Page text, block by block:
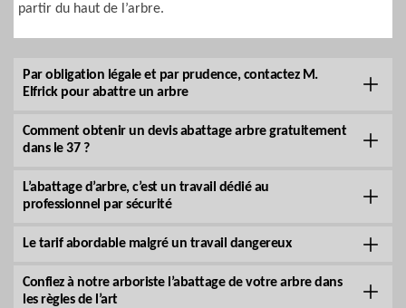
partir du haut de l’arbre.
Par obligation légale et par prudence, contactez M.
Elfrick pour abattre un arbre
Comment obtenir un devis abattage arbre gratuitement
dans le 37 ?
L’abattage d’arbre, c’est un travail dédié au
professionnel par sécurité
Le tarif abordable malgré un travail dangereux
Confiez à notre arboriste l’abattage de votre arbre dans
les règles de l’art